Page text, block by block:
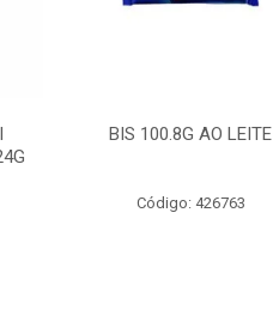
BIS 100.8G AO LEITE
Código: 426763